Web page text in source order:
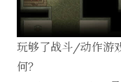
玩够了战斗/动作游
何？